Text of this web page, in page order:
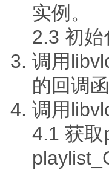
实例。
2.3 初
调用
的回调
调用
4.1 获取